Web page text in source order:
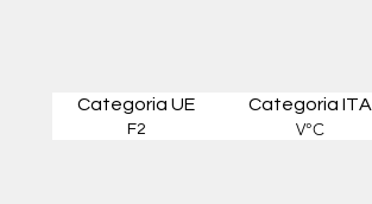
Categoria UE Categoria ITA
F2 V°C